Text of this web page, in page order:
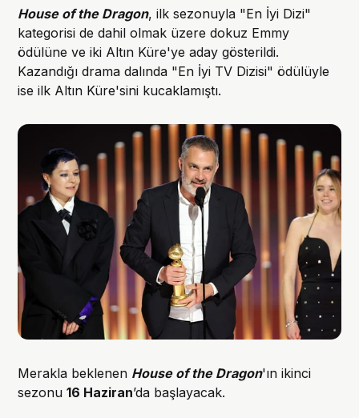
House of the Dragon, ilk sezonuyla "En İyi Dizi"
kategorisi de dahil olmak üzere dokuz Emmy
ödülüne ve iki Altın Küre'ye aday gösterildi.
Kazandığı drama dalında "En İyi TV Dizisi" ödülüyle
ise ilk Altın Küre'sini kucaklamıştı.
Merakla beklenen House of the Dragon'ın ikinci
sezonu16 Haziran’da başlayacak.